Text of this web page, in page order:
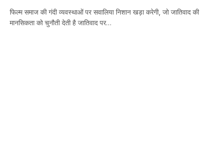
फिल्म समाज की गंदी व्यवस्थाओं पर सवालिया निशान खड़ा करेगी, जो जातिवाद की
मानसिकता को चुनौती देती है जातिवाद पर…